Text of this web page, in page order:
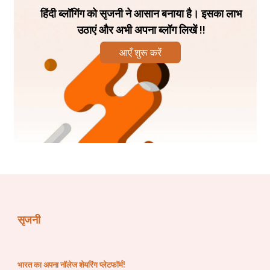
ବ୍ରହ୍ମଵିଷ୍ଣୁମହାଦେଵମହେନ୍ଦ୍ରାଦିମହାତ୍ମଭିଃ ।
ସମ୍ପ୍ରୋକ୍ତଂ କଥୟାମ୍ୟଦ୍ୟ ଲକ୍ଷ୍ମୀନାମସହସ୍ରକମ୍ ॥
ୟସ୍ୟୋଚ୍ଚାରଣମାତ୍ରେଣ ଦାରିଦ୍ର୍ୟାନ୍ମୁଚ୍ୟତେ ନରଃ ।
କିଂ ପୁନସ୍ତଜ୍ଜପାଜ୍ଜାପୀ ସର୍ଵେଷ୍ଟାର୍ଥାନଵାପ୍ନୁୟାତ୍ ॥ ୧୦॥
हिंदी ब्लॉगिंग को सृजनी ने आसान बनाया है। इसका लाभ
उठाएं और अभी अपना ब्लॉग लिखें !!
आएँ शुरू करें
सृजनी
भारत का अपना नॉलेज शेयरिंग प्लेटफॉर्म!